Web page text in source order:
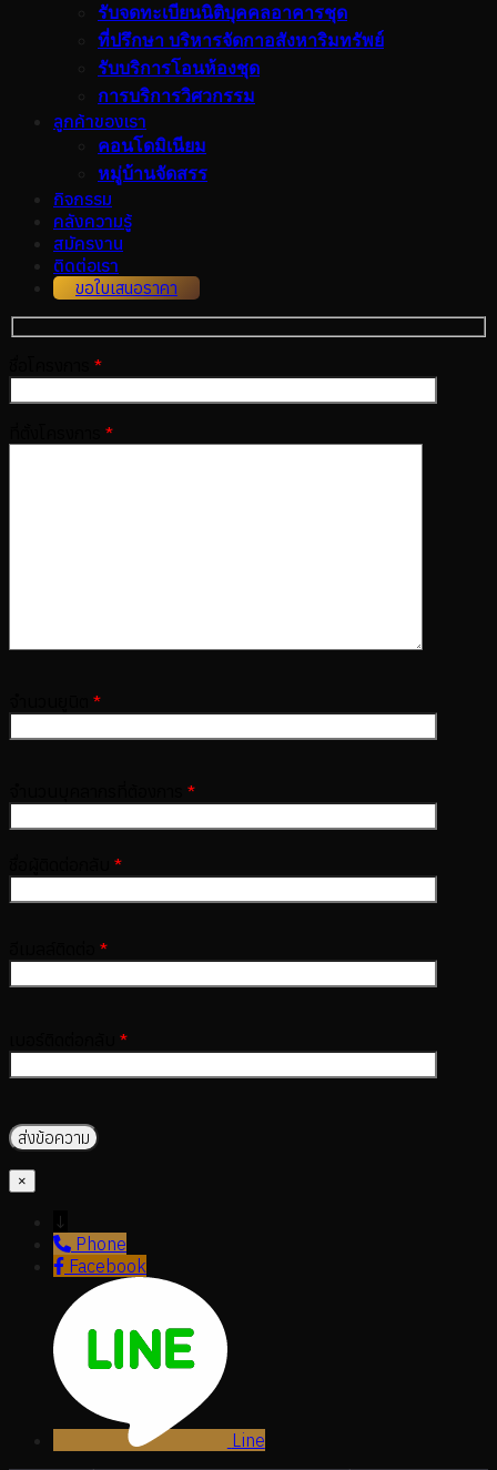
รับจดทะเบียนนิติบุคคลอาคารชุด
ที่ปรึกษา บริหารจัดกาอสังหาริมทรัพย์
รับบริการโอนห้องชุด
การบริการวิศวกรรม
ลูกค้าของเรา
คอนโดมิเนียม
หมู่บ้านจัดสรร
กิจกรรม
คลังความรู้
สมัครงาน
ติดต่อเรา
ขอใบเสนอราคา
*
*
*
*
*
*
*
×
↓
Phone
Facebook
Line